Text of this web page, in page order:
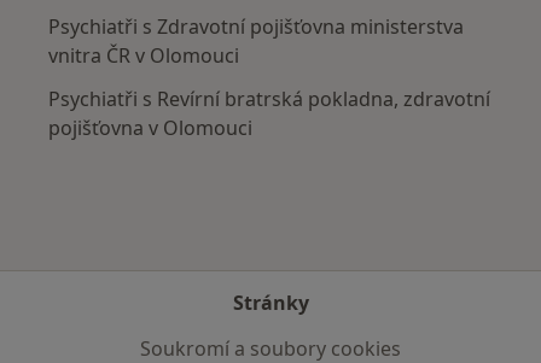
Psychiatři s Zdravotní pojišťovna ministerstva
vnitra ČR v Olomouci
Psychiatři s Revírní bratrská pokladna, zdravotní
pojišťovna v Olomouci
Stránky
Soukromí a soubory cookies